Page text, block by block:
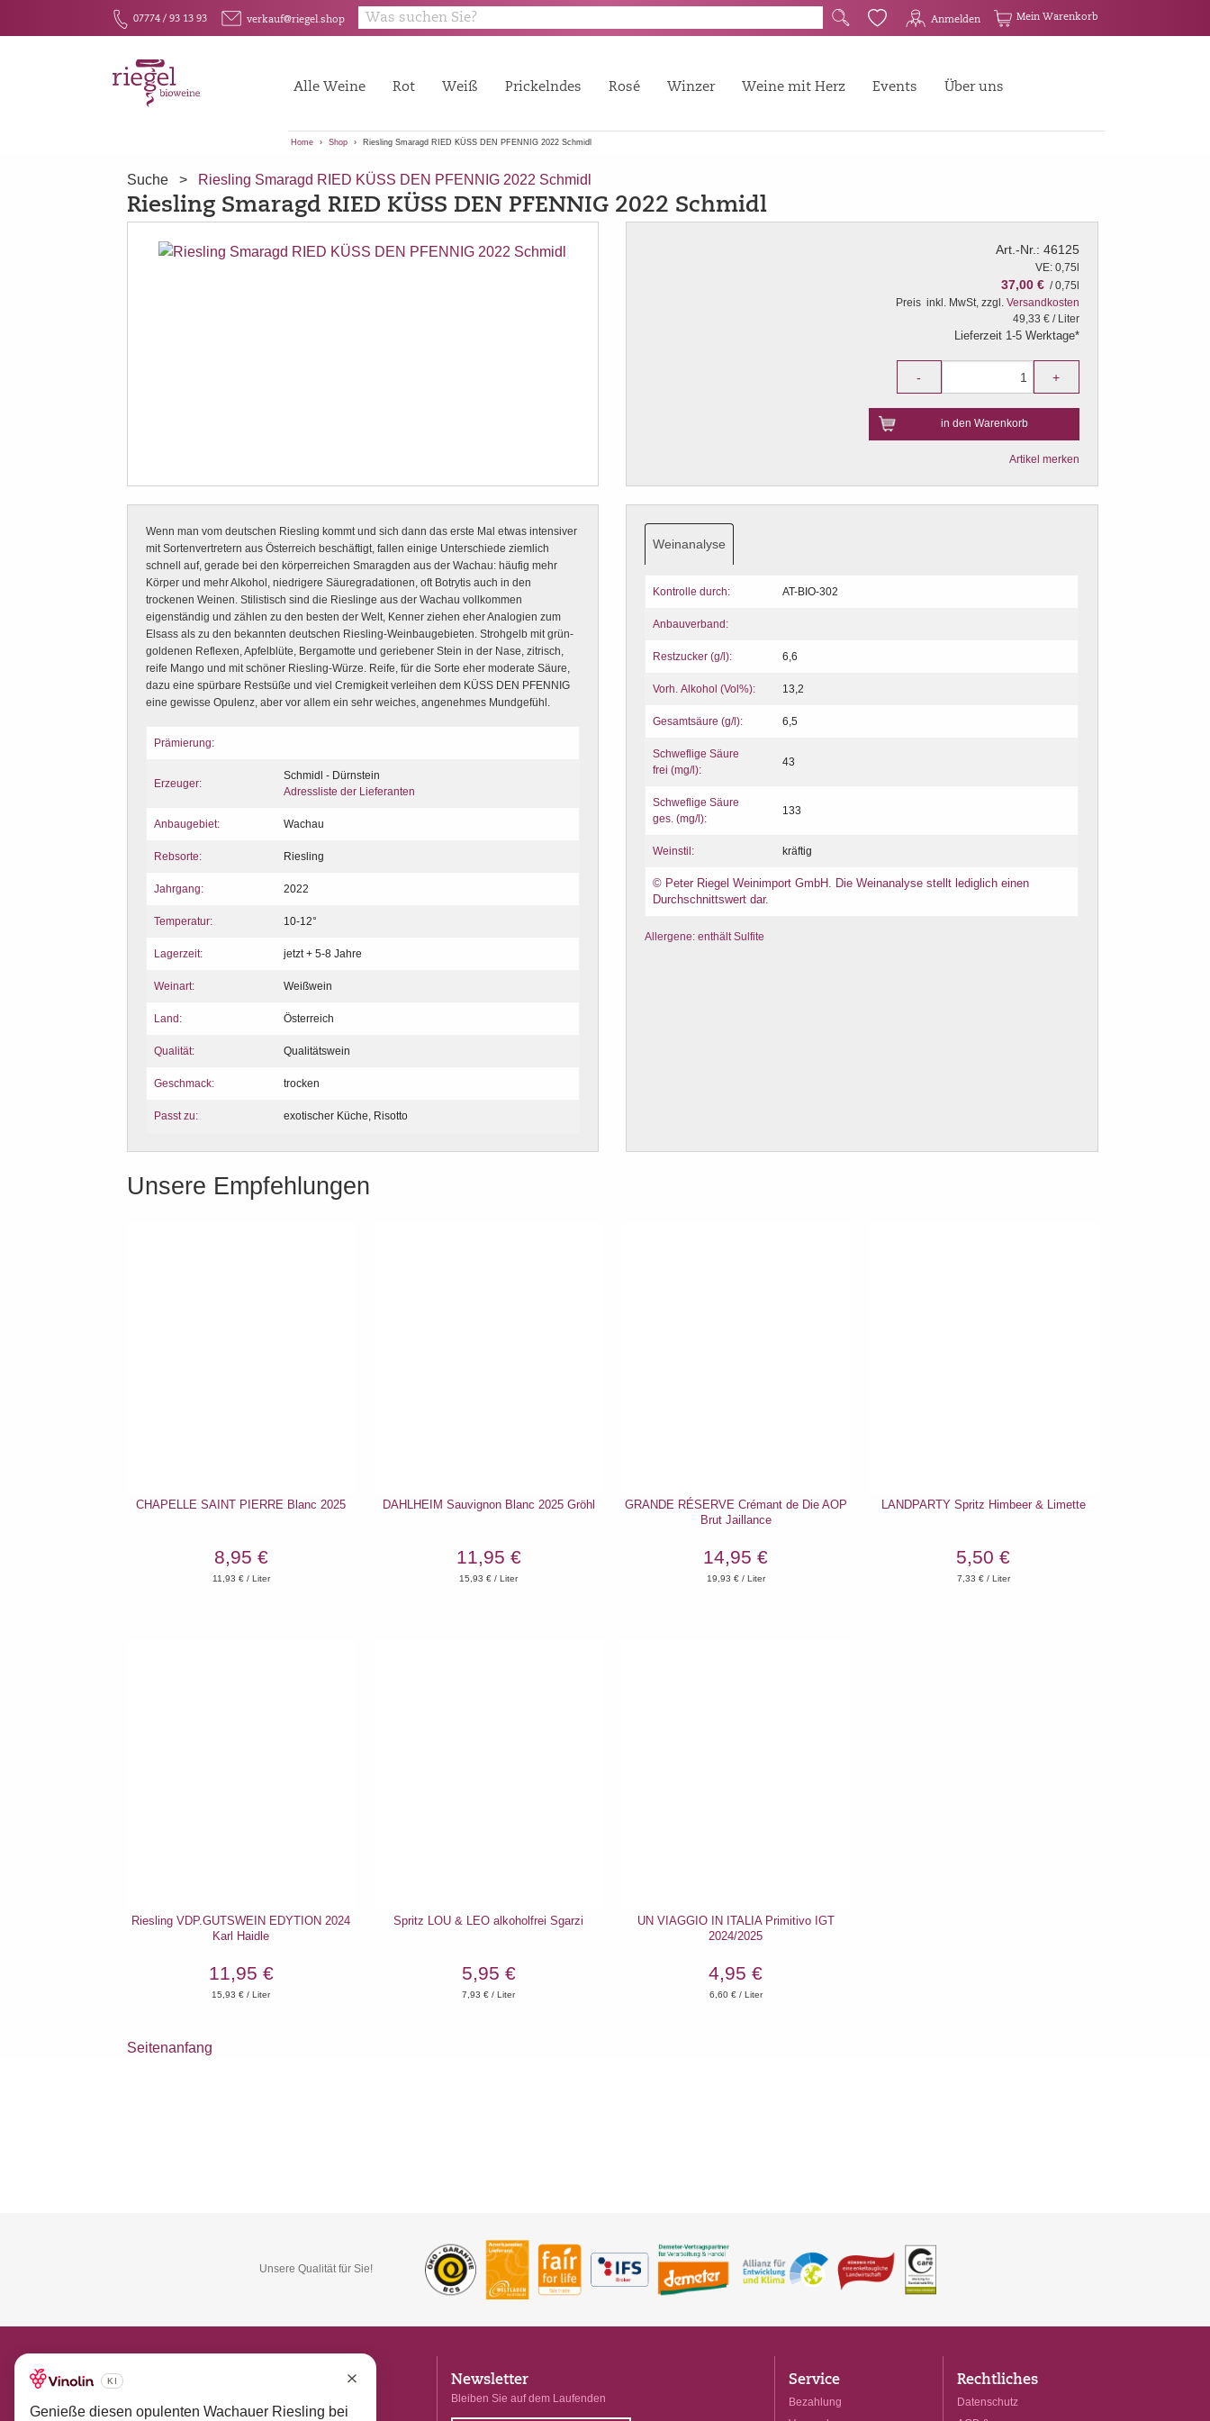
F 07774 / 93 13 93 E verkauf@riegel.shop Q G Anmelden Mein Warenkorb
Alle Weine Rot Weiß Prickelndes Rosé Winzer Weine mit Herz Events Über uns
Home Shop Riesling Smaragd RIED KÜSS DEN PFENNIG 2022 Schmidl
Suche > Riesling Smaragd RIED KÜSS DEN PFENNIG 2022 Schmidl
Riesling Smaragd RIED KÜSS DEN PFENNIG 2022 Schmidl
Art.-Nr.: 46125
VE: 0,75l
37,00 € / 0,75l
Preis inkl. MwSt, zzgl. Versandkosten
49,33 € / Liter
Lieferzeit 1-5 Werktage*
- +
in den Warenkorb
Artikel merken
Wenn man vom deutschen Riesling kommt und sich dann das erste Mal etwas intensiver
mit Sortenvertretern aus Österreich beschäftigt, fallen einige Unterschiede ziemlich
schnell auf, gerade bei den körperreichen Smaragden aus der Wachau: häufig mehr
Körper und mehr Alkohol, niedrigere Säuregradationen, oft Botrytis auch in den
trockenen Weinen. Stilistisch sind die Rieslinge aus der Wachau vollkommen
eigenständig und zählen zu den besten der Welt, Kenner ziehen eher Analogien zum
Elsass als zu den bekannten deutschen Riesling-Weinbaugebieten. Strohgelb mit grün-
goldenen Reflexen, Apfelblüte, Bergamotte und geriebener Stein in der Nase, zitrisch,
reife Mango und mit schöner Riesling-Würze. Reife, für die Sorte eher moderate Säure,
dazu eine spürbare Restsüße und viel Cremigkeit verleihen dem KÜSS DEN PFENNIG
eine gewisse Opulenz, aber vor allem ein sehr weiches, angenehmes Mundgefühl.
Prämierung:
Erzeuger:
Schmidl - Dürnstein
Adressliste der Lieferanten
Anbaugebiet: Wachau
Rebsorte: Riesling
Jahrgang: 2022
Temperatur: 10-12°
Lagerzeit: jetzt + 5-8 Jahre
Weinart: Weißwein
Land: Österreich
Qualität: Qualitätswein
Geschmack: trocken
Passt zu: exotischer Küche, Risotto
Weinanalyse
Kontrolle durch: AT-BIO-302
Anbauverband:
Restzucker (g/l): 6,6
Vorh. Alkohol (Vol%): 13,2
Gesamtsäure (g/l): 6,5
Schweflige Säure
frei (mg/l):
43
Schweflige Säure
ges. (mg/l):
133
Weinstil: kräftig
© Peter Riegel Weinimport GmbH. Die Weinanalyse stellt lediglich einen
Durchschnittswert dar.
Allergene: enthält Sulfite
Unsere Empfehlungen
CHAPELLE SAINT PIERRE Blanc 2025
8,95 €
11,93 € / Liter
DAHLHEIM Sauvignon Blanc 2025 Gröhl
11,95 €
15,93 € / Liter
GRANDE RÉSERVE Crémant de Die AOP
Brut Jaillance
14,95 €
19,93 € / Liter
LANDPARTY Spritz Himbeer & Limette
5,50 €
7,33 € / Liter
Riesling VDP.GUTSWEIN EDYTION 2024
Karl Haidle
11,95 €
15,93 € / Liter
Spritz LOU & LEO alkoholfrei Sgarzi
5,95 €
7,93 € / Liter
UN VIAGGIO IN ITALIA Primitivo IGT
2024/2025
4,95 €
6,60€ / Liter
Seitenanfang
Unsere Qualität für Sie!
So erreichen Sie uns
Sie haben eine Frage oder
Newsletter
Bleiben Sie auf dem Laufenden
Service
Bezahlung
Rechtliches
Datenschutz